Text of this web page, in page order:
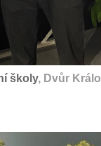
školy, Dvůr